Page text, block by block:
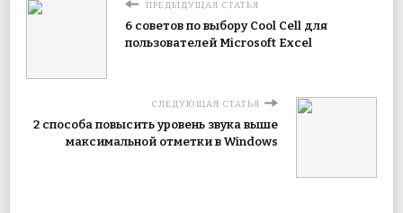
ПРЕДЫДУЩАЯ СТАТЬЯ
6 советов по выбору Cool Cell для
пользователей Microsoft Excel
СЛЕДУЮЩАЯ СТАТЬЯ
2 способа повысить уровень звука выше
максимальной отметки в Windows